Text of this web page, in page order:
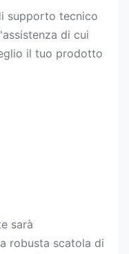
supporto tecnico
di cui
il tuo prodotto
sarà
robusta scatola di